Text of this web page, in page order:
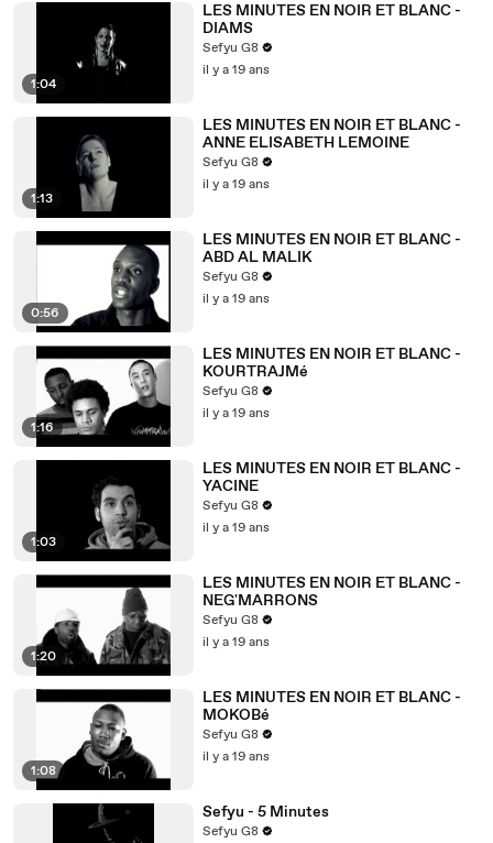
1:04
LES MINUTES EN NOIR ET BLANC -
DIAMS
Sefyu G8
il y a 19 ans
1:13
LES MINUTES EN NOIR ET BLANC -
ANNE ELISABETH LEMOINE
Sefyu G8
il y a 19 ans
0:56
LES MINUTES EN NOIR ET BLANC -
ABD AL MALIK
Sefyu G8
il y a 19 ans
1:16
LES MINUTES EN NOIR ET BLANC -
KOURTRAJMé
Sefyu G8
il y a 19 ans
1:03
LES MINUTES EN NOIR ET BLANC -
YACINE
Sefyu G8
il y a 19 ans
1:20
LES MINUTES EN NOIR ET BLANC -
NEG'MARRONS
Sefyu G8
il y a 19 ans
1:08
LES MINUTES EN NOIR ET BLANC -
MOKOBé
Sefyu G8
il y a 19 ans
Sefyu - 5 Minutes
Sefyu G8